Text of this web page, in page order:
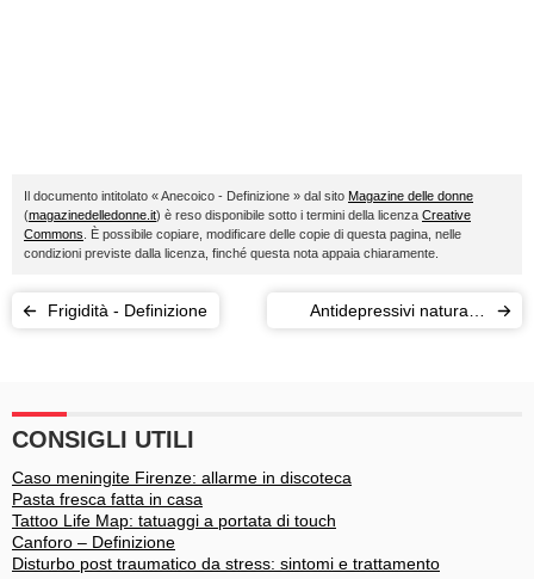
Il documento intitolato « Anecoico - Definizione » dal sito Magazine delle donne
(magazinedelledonne.it) è reso disponibile sotto i termini della licenza Creative
Commons . È possibile copiare, modificare delle copie di questa pagina, nelle
condizioni previste dalla licenza, finché questa nota appaia chiaramente.
Frigidità - Definizione
Antidepressivi naturali -
CONSIGLI UTILI
Caso meningite Firenze: allarme in discoteca
Pasta fresca fatta in casa
Tattoo Life Map: tatuaggi a portata di touch
Canforo – Definizione
Disturbo post traumatico da stress: sintomi e trattamento